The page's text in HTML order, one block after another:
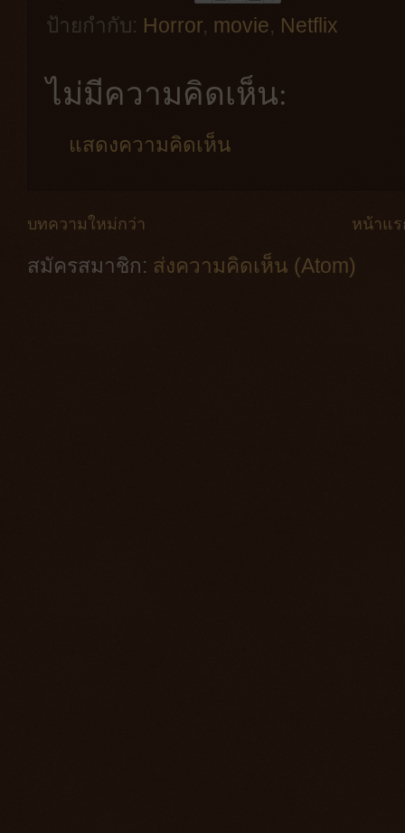
ป้ายกำกับ: Horror, movie, Netflix
ไม่มีความคิดเห็น:
แสดงความคิดเห็น
บทความใหม่กว่า หน้าแร
สมัครสมาชิก: ส่งความคิดเห็น (Atom)